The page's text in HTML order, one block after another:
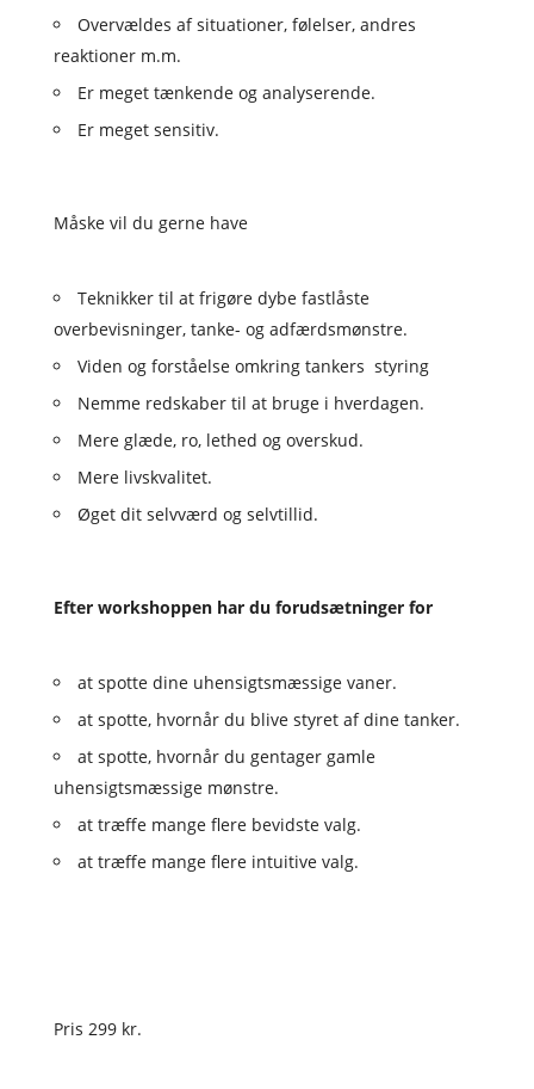
Overvældes af situationer, følelser, andres
reaktioner m.m.
Er meget tænkende og analyserende.
Er meget sensitiv.
Måske vil du gerne have
Teknikker til at frigøre dybe fastlåste
overbevisninger, tanke- og adfærdsmønstre.
Viden og forståelse omkring tankers styring
Nemme redskaber til at bruge i hverdagen.
Mere glæde, ro, lethed og overskud.
Mere livskvalitet.
Øget dit selvværd og selvtillid.
Efter workshoppen har du forudsætninger for
at spotte dine uhensigtsmæssige vaner.
at spotte, hvornår du blive styret af dine tanker.
at spotte, hvornår du gentager gamle
uhensigtsmæssige mønstre.
at træffe mange flere bevidste valg.
at træffe mange flere intuitive valg.
Pris 299 kr.